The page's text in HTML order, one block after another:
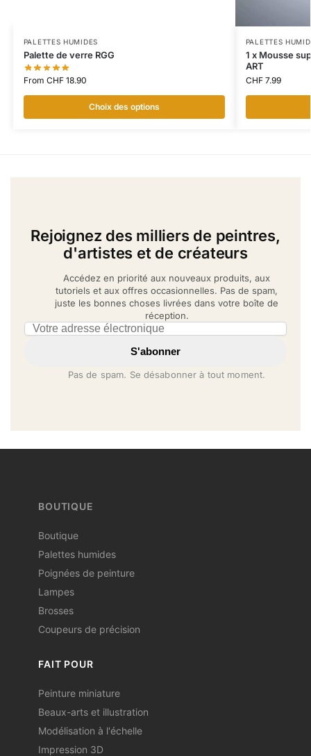
PALETTES HUMIDES
Palette de verre RGG
From CHF18.90
Choix des options
PALETTES
1 x Mousse
ART
CHF7.99
Rejoignez des milliers de peintres,
d'artistes et de créateurs
Accédez en priorité aux nouveaux produits, aux
tutoriels et aux offres occasionnelles. Pas de spam,
juste les bonnes choses livrées dans votre boîte de
réception.
Email address
S'abonner
Pas de spam. Se désabonner à tout moment.
BOUTIQUE
Boutique
Palettes humides
Poignées de peinture
Lampes
Brosses
Coupeurs de précision
FAIT POUR
Peinture miniature
Beaux-arts et illustration
Modélisation à l'échelle
Impression 3D